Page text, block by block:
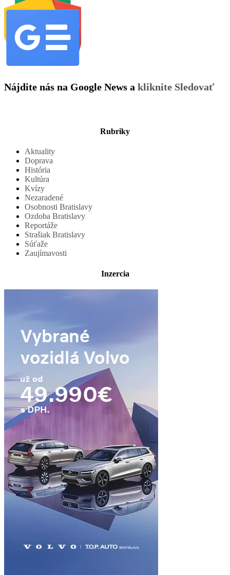
Nájdite nás na Google News a kliknite Sledovať
Rubriky
Aktuality
Doprava
História
Kultúra
Kvízy
Nezaradené
Osobnosti Bratislavy
Ozdoba Bratislavy
Reportáže
Strašiak Bratislavy
Súťaže
Zaujímavosti
Inzercia